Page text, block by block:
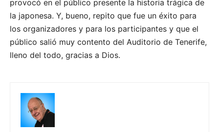
provocó en el público presente la historia trágica de
la japonesa. Y, bueno, repito que fue un éxito para
los organizadores y para los participantes y que el
público salió muy contento del Auditorio de Tenerife,
lleno del todo, gracias a Dios.